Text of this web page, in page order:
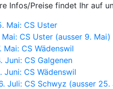
Infos/Preise findet Ihr auf
Mai: CS Uster
Mai: CS Uster (ausser 9. Mai)
Mai: CS Wädenswil
Juni: CS Galgenen
Juni: CS Wädenswil
Juli: CS Schwyz (ausser 25.